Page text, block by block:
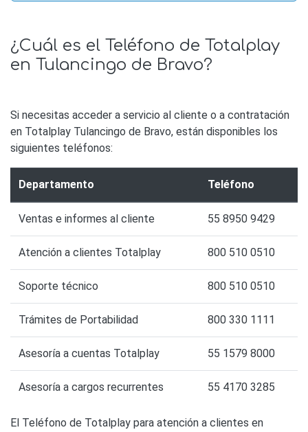
¿Cuál es el Teléfono de Totalplay
en Tulancingo de Bravo?
Si necesitas acceder a servicio al cliente o a contratación
en Totalplay Tulancingo de Bravo, están disponibles los
siguientes teléfonos:
Departamento Teléfono
Ventas e informes al cliente 55 8950 9429
Atención a clientes Totalplay 800 510 0510
Soporte técnico 800 510 0510
Trámites de Portabilidad 800 330 1111
Asesoría a cuentas Totalplay 55 1579 8000
Asesoría a cargos recurrentes 55 4170 3285
El Teléfono de Totalplay para atención a clientes en